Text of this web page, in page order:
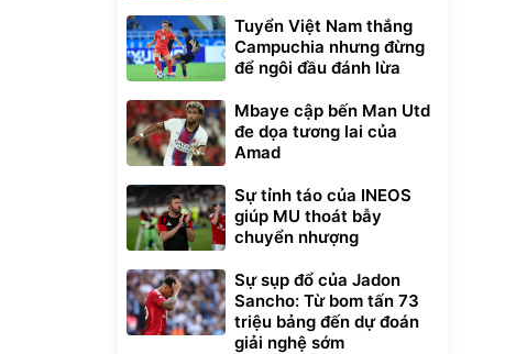
Tuyển Việt Nam thắng
Campuchia nhưng đừng
để ngôi đầu đánh lừa
Mbaye cập bến Man Utd
đe dọa tương lai của
Amad
Sự tỉnh táo của INEOS
giúp MU thoát bẫy
chuyển nhượng
Sự sụp đổ của Jadon
Sancho: Từ bom tấn 73
triệu bảng đến dự đoán
giải nghệ sớm